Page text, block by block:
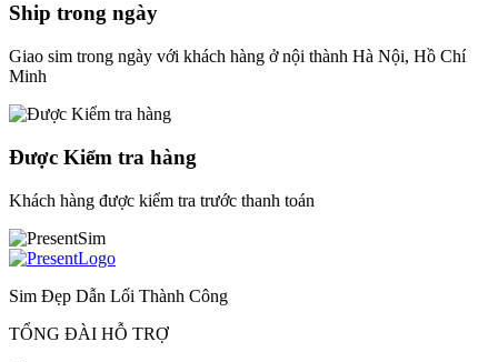
Ship trong ngày
Giao sim trong ngày với khách hàng ở nội thành Hà Nội, Hồ Chí
Minh
Được Kiểm tra hàng
Khách hàng được kiểm tra trước thanh toán
Sim Đẹp Dẫn Lối Thành Công
TỔNG ĐÀI HỖ TRỢ